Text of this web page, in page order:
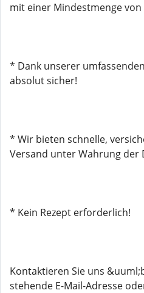
mit einer Mindestmenge von
* Dank unserer
absolut sicher!
* Wir bieten schnelle,
Versand unter Wahrung der
* Kein Rezept erforderlich!
Kontaktieren Sie uns
stehende E-Mail-Adresse